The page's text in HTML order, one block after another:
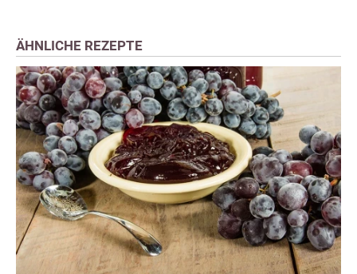
ÄHNLICHE REZEPTE